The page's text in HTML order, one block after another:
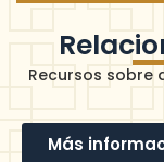
Recursos sobre
Más